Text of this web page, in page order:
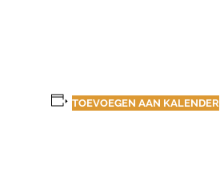
TOEVOEGEN AAN KALENDER